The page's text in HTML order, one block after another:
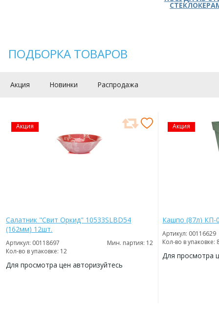
ПОДБОРКА ТОВАРОВ
Акция Новинки Распродажа
Акция
Салатник "Свит Оркид" 10533SLBD54
(162мм) 12шт.
Артикул: 00118697
Мин. партия: 12
Кол-во в упаковке: 12
Для просмотра цен авторизуйтесь
Акция
Кашпо (87л) КП-
Артикул: 00116629
Кол-во в упаковке:
Для просмотра